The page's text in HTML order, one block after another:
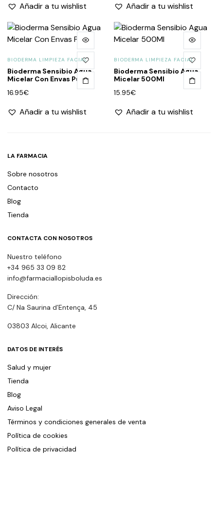
Añadir a tu wishlist Añadir a tu wishlist
BIODERMA LIMPIEZA FACIAL
Bioderma Sensibio Agua
Micelar Con Envas Pum
16.95€
Añadir a tu wishlist
BIODERMA LIMPIEZA FACIAL
Bioderma Sensibio Agua
Micelar 500Ml
15.95€
Añadir a tu wishlist
LA FARMACIA
Sobre nosotros
Contacto
Blog
Tienda
CONTACTA CON NOSOTROS
Nuestro teléfono
+34 965 33 09 82
info@farmaciallopisboluda.es
Dirección:
C/ Na Saurina d’Entença, 45
03803 Alcoi, Alicante
DATOS DE INTERÉS
Salud y mujer
Tienda
Blog
Aviso Legal
Términos y condiciones generales de venta
Política de cookies
Política de privacidad